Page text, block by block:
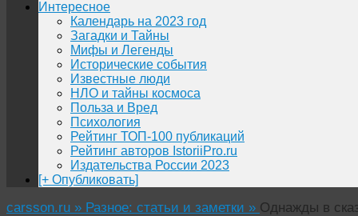
Интересное
Календарь на 2023 год
Загадки и Тайны
Мифы и Легенды
Исторические события
Известные люди
НЛО и тайны космоса
Польза и Вред
Психология
Рейтинг ТОП-100 публикаций
Рейтинг авторов IstoriiPro.ru
Издательства России 2023
[+ Опубликовать]
carsson.ru » Разное: статьи и заметки » Однажды в